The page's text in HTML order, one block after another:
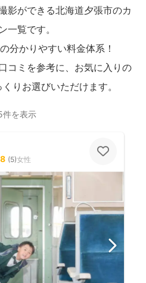
影ができる北海道夕張市のカ
一覧です。
分かりやすい料金体系！
コミを参考に、お気に入りの
りお選びいただけます。
件を表示
(5)女性